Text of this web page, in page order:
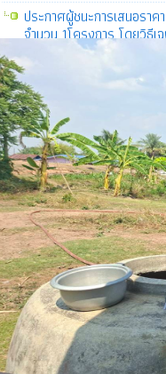
ประกาศผู้ชนะการเสนอรา
จำนวน 1โครงการ โดยวิธีเ
ประกาศผู้ชนะการเสนอรา
ต.สะแกโพรง อ.เมืองบุรีรัม
วันที่ 14 ก.ค.69 ประชาสัมพั
ออนไลน์ (Scammer) "รู้ทันก
วันที่ 8 ก.ค. 69 เรื่อง ขอเ
เพิ่มชีวิต (Plus One